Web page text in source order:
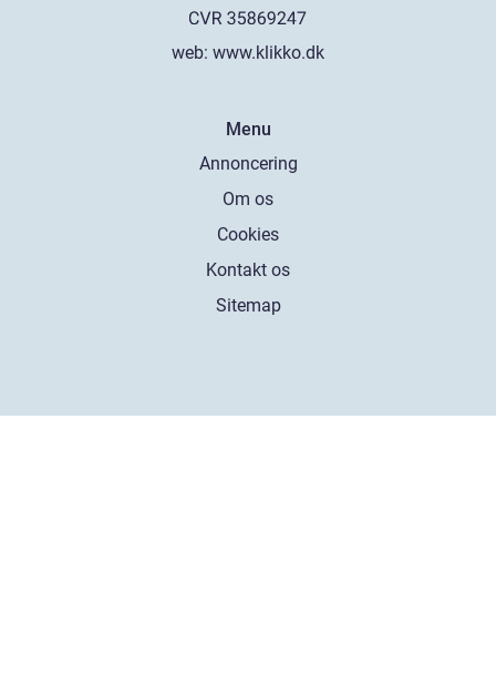
web: www.klikko.dk
Menu
Annoncering
Om os
Cookies
Kontakt os
Sitemap